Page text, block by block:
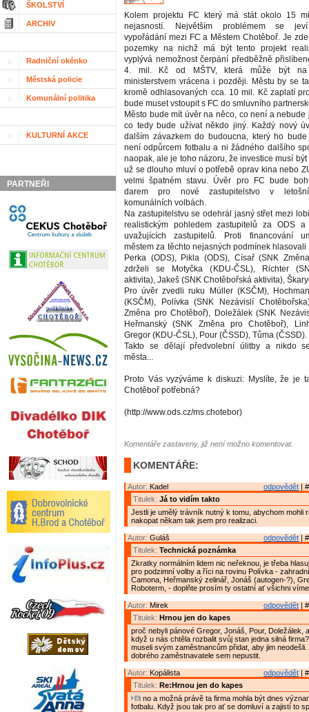
ŠKOLSTVÍ
ARCHIV
Radniční okénko
Městská policie
Komunální politika
KULTURNÍ AKCE
PARTNEŘI
Kolem projektu FC který má stát okolo 15
nejasností. Největším problémem se jeví
vypořádání mezi FC a Městem Chotěboř. Je
pozemky na nichž má být tento projekt
vyplývá nemožnost čerpání předběžně
4. mil. Kč od MŠTV, která může být na
ministerstvem vrácena i později. Městu by se
kromě odhlasovaných cca. 10 mil. Kč zaplatí
bude muset vstoupit s FC do smluvního
Město bude mít úvěr na něco, co není a nebude
co tedy bude užívat někdo jiný. Každý nový
dalším závazkem do budoucna, který ho bude
není odpůrcem fotbalu a ni žádného dalšího
naopak, ale je toho názoru, že investice musí
už se dlouho mluví o potřebě oprav kina nebo
velmi špatném stavu. Úvěr pro FC bude
darem pro nové zastupitelstvo v
komunálních volbách.
Na zastupitelstvu se odehrál jasný střet mezi
realistickým pohledem zastupitelů za ODS
uvažujících zastupitelů. Proti financování
městem za těchto nejasných podmínek hlasovali
Perka (ODS), Pikla (ODS), Císař (SNK
zdrželi se Motyčka (KDU-ČSL), Richter
aktivita), Jakeš (SNK Chotěbořská aktivita),
Pro úvěr zvedli ruku Müller (KSČM),
(KSČM), Polívka (SNK Nezávislí
Změna pro Chotěboř), Doležálek (SNK
Heřmanský (SNK Změna pro Chotěboř),
Gregor (KDU-ČSL), Pour (ČSSD), Tůma (ČSSD).
Takto se dělají předvolební úlitby a nikdo
města...
Proto Vás vyzýváme k diskuzi: Myslíte, že je
Chotěboř potřebná?
(http://www.ods.cz/ms.chotebor)
Komentáře zastaveny, již není možno komentovat.
KOMENTÁŘE:
odpovědět |
Autor: Kadel
Titulek: Já to vidím takto
Jestli je umělý trávník nutný k tomu, abychom mohli
nakopat někam tak jsem pro realizaci.
odpovědět |
Autor: Guláš
Titulek: Technická poznámka
Zkratky normálním lidem nic neřeknou, je třeba
pro podzimní volby a říci na rovinu Polívka -
Camona, Heřmanský zelinář, Jonáš (autogen-?),
Roboterm, - doplňte prosím ty ostatní ať všichni
odpovědět |
Autor: Mirek
Titulek: Hrnou jen do kapes
proč nebyli pánové Gregor, Jonáš, Pour, Doležálek,
když u nás chtěla rozbalit svůj stan jedna silná
museli svým zaměstnancům přidat, aby jim neodešli.
dobrého zaměstnavatele sem nepustit.
odpovědět |
Autor: Kopálista
Titulek: Re:Hrnou jen do kapes
no a možná právě ta firma mohla být dnes
fotbalu. Když jsou tak pro ať se domluví a zajistí to